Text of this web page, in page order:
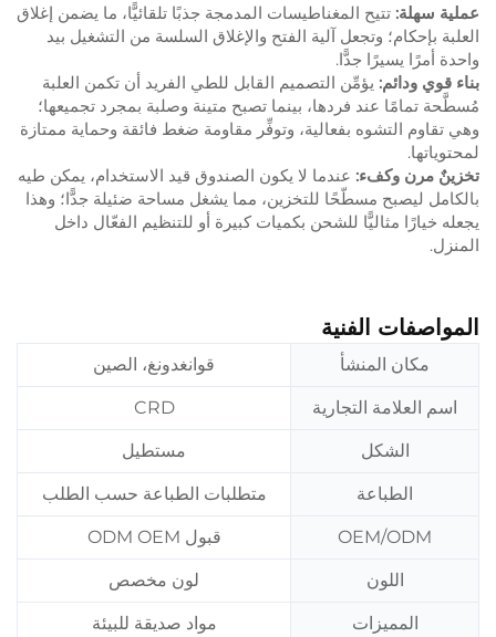
عملية سهلة: تتيح المغناطيسات المدمجة جذبًا تلقائيًّا، ما يضمن إغلاق
العلبة بإحكام؛ وتجعل آلية الفتح والإغلاق السلسة من التشغيل بيد
واحدة أمرًا يسيرًا جدًّا.
بناء قوي ودائم: يؤمِّن التصميم القابل للطي الفريد أن تكمن العلبة
مُسطَّحة تمامًا عند فردها، بينما تصبح متينة وصلبة بمجرد تجميعها؛
وهي تقاوم التشوه بفعالية، وتوفِّر مقاومة ضغط فائقة وحماية ممتازة
لمحتوياتها.
تخزينٌ مرن وكفء: عندما لا يكون الصندوق قيد الاستخدام، يمكن طيه
بالكامل ليصبح مسطّحًا للتخزين، مما يشغل مساحة ضئيلة جدًّا؛ وهذا
يجعله خيارًا مثاليًّا للشحن بكميات كبيرة أو للتنظيم الفعّال داخل
المنزل.
المواصفات الفنية
مكان المنشأ قوانغدونغ، الصين
اسم العلامة التجارية CRD
الشكل مستطيل
الطباعة متطلبات الطباعة حسب الطلب
OEM/ODM قبول ODM OEM
اللون لون مخصص
المميزات مواد صديقة للبيئة